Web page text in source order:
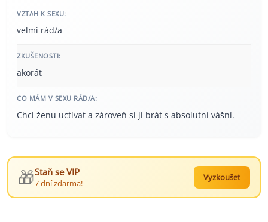
VZTAH K SEXU:
velmi rád/a
ZKUŠENOSTI:
akorát
CO MÁM V SEXU RÁD/A:
Chci ženu uctívat a zároveň si ji brát s absolutní vášní.
🎁Staň se VIP
7 dní zdarma!
Vyzkoušet